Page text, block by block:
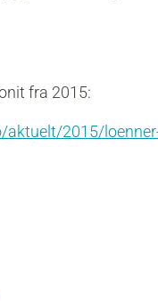
fra 2015:
aktuelt/2015/